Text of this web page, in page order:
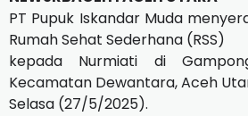
PT Pupuk Iskandar Muda
Rumah Sehat Sederhana (RSS)
kepada Nurmiati di
Kecamatan Dewantara, Aceh
Selasa (27/5/2025).